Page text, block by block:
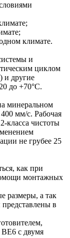
климате.
и
циклом
и другие
до +70°C.
минеральном
мм/с. Рабочая
класса чистоты
не грубее 25
как при
монтажных
размеры, а так
в
ВЕ6 с двумя